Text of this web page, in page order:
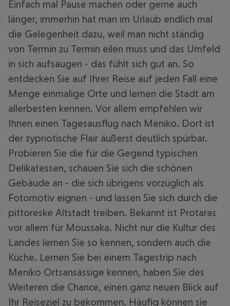
Einfach mal Pause machen oder gerne auch
länger, immerhin hat man im Urlaub endlich mal
die Gelegenheit dazu, weil man nicht ständig
von Termin zu Termin eilen muss und das Umfeld
in sich aufsaugen - das fühlt sich gut an. So
entdecken Sie auf Ihrer Reise auf jeden Fall eine
Menge einmalige Orte und lernen die Stadt am
allerbesten kennen. Vor allem empfehlen wir
Ihnen einen Tagesausflug nach Meniko. Dort ist
der zypriotische Flair äußerst deutlich spürbar.
Probieren Sie die für die Gegend typischen
Delikatessen, schauen Sie sich die schönen
Gebäude an - die sich übrigens vorzüglich als
Fotomotiv eignen - und lassen Sie sich durch die
pittoreske Altstadt treiben. Bekannt ist Protaras
vor allem für Moussaka. Nicht nur die Kultur des
Landes lernen Sie so kennen, sondern auch die
Küche. Lernen Sie bei einem Tagestrip nach
Meniko Ortsansässige kennen, haben Sie des
Weiteren die Chance, einen ganz neuen Blick auf
Ihr Reiseziel zu bekommen. Häufig können sie